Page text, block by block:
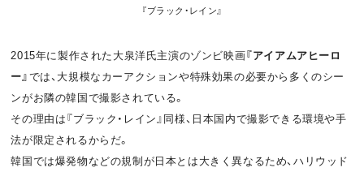
『ブラック・レイン』
2015年に製作された大泉洋氏主演のゾンビ映画『アイアムアヒーロ
ー』では、大規模なカーアクションや特殊効果の必要から多くのシー
ンがお隣の韓国で撮影されている。
その理由は『ブラック・レイン』同様、日本国内で撮影できる環境や手
法が限定されるからだ。
韓国では爆発物などの規制が日本とは大きく異なるため、ハリウッド